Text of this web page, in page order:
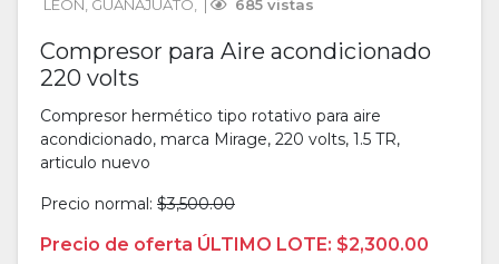
LEÓN, GUANAJUATO, | 685 vistas
Compresor para Aire acondicionado
220 volts
Compresor hermético tipo rotativo para aire
acondicionado, marca Mirage, 220 volts, 1.5 TR,
articulo nuevo
Precio normal: $3,500.00
Precio de oferta ÚLTIMO LOTE: $2,300.00